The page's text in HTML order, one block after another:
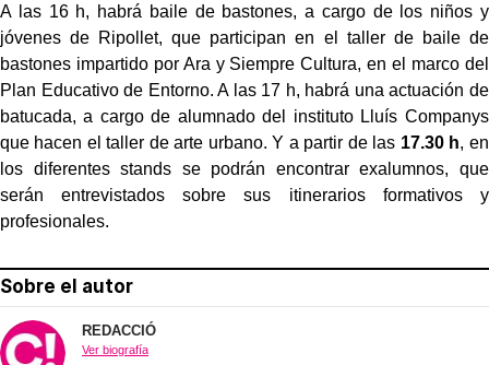
A las 16 h, habrá baile de bastones, a cargo de los niños y
jóvenes de Ripollet, que participan en el taller de baile de
bastones impartido por Ara y Siempre Cultura, en el marco del
Plan Educativo de Entorno. A las 17 h, habrá una actuación de
batucada, a cargo de alumnado del instituto Lluís Companys
que hacen el taller de arte urbano. Y a partir de las 17.30 h, en
los diferentes stands se podrán encontrar exalumnos, que
serán entrevistados sobre sus itinerarios formativos y
profesionales.
Sobre el autor
REDACCIÓ
Ver biografía